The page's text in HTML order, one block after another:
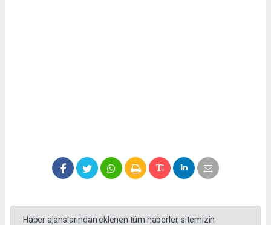
Haber ajanslarından eklenen tüm haberler, sitemizin